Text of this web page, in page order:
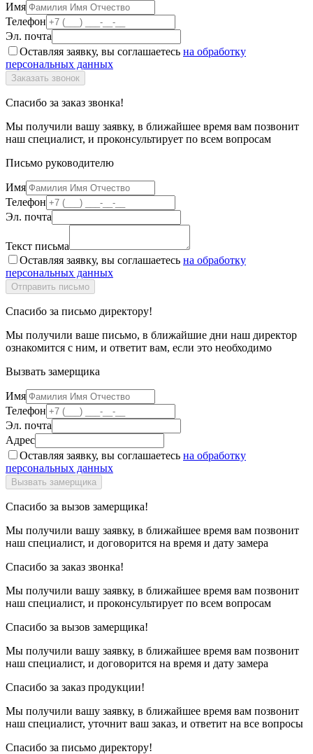
Имя
Телефон
Эл. почта
Оставляя заявку, вы соглашаетесь на обработку
персональных данных
Спасибо за заказ звонка!
Мы получили вашу заявку, в ближайшее время вам позвонит
наш специалист, и проконсультирует по всем вопросам
Письмо руководителю
Имя
Телефон
Эл. почта
Текст письма
Оставляя заявку, вы соглашаетесь на обработку
персональных данных
Спасибо за письмо директору!
Мы получили ваше письмо, в ближайшие дни наш директор
ознакомится с ним, и ответит вам, если это необходимо
Вызвать замерщика
Имя
Телефон
Эл. почта
Адрес
Оставляя заявку, вы соглашаетесь на обработку
персональных данных
Спасибо за вызов замерщика!
Мы получили вашу заявку, в ближайшее время вам позвонит
наш специалист, и договорится на время и дату замера
Спасибо за заказ звонка!
Мы получили вашу заявку, в ближайшее время вам позвонит
наш специалист, и проконсультирует по всем вопросам
Спасибо за вызов замерщика!
Мы получили вашу заявку, в ближайшее время вам позвонит
наш специалист, и договорится на время и дату замера
Спасибо за заказ продукции!
Мы получили вашу заявку, в ближайшее время вам позвонит
наш специалист, уточнит ваш заказ, и ответит на все вопросы
Спасибо за письмо директору!